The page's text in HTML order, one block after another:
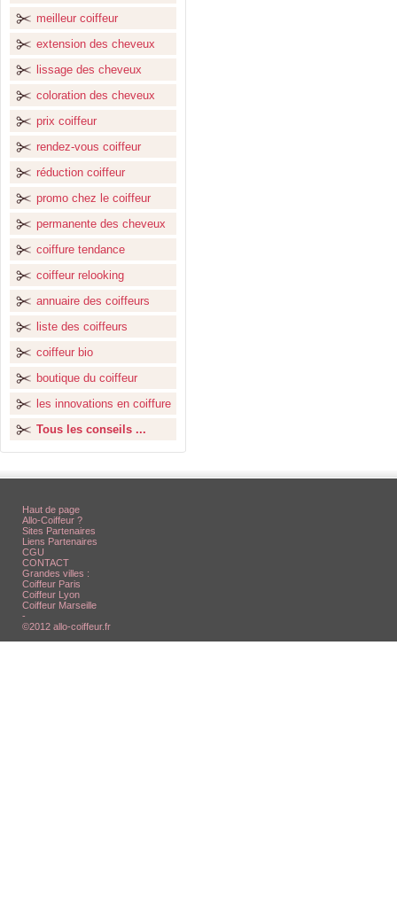
meilleur coiffeur
extension des cheveux
lissage des cheveux
coloration des cheveux
prix coiffeur
rendez-vous coiffeur
réduction coiffeur
promo chez le coiffeur
permanente des cheveux
coiffure tendance
coiffeur relooking
annuaire des coiffeurs
liste des coiffeurs
coiffeur bio
boutique du coiffeur
les innovations en coiffure
Tous les conseils ...
Haut de page
Allo-Coiffeur ?
Sites Partenaires
Liens Partenaires
CGU
CONTACT
Grandes villes :
Coiffeur Paris
Coiffeur Lyon
Coiffeur Marseille
-
©2012 allo-coiffeur.fr